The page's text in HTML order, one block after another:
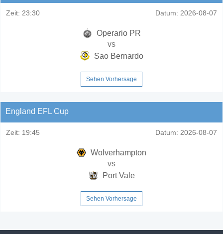
Zeit: 23:30 Datum: 2026-08-07
Operario PR
vs
Sao Bernardo
Sehen Vorhersage
England EFL Cup
Zeit: 19:45 Datum: 2026-08-07
Wolverhampton
vs
Port Vale
Sehen Vorhersage